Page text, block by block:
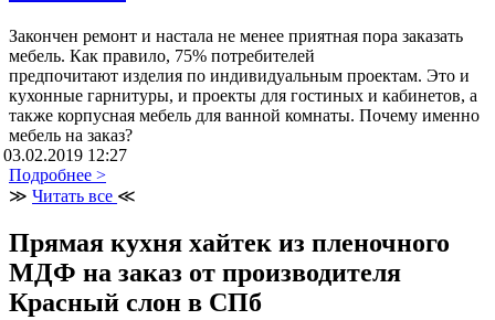
Закончен ремонт и настала не менее приятная пора заказать
мебель. Как правило, 75% потребителей
предпочитают изделия по индивидуальным проектам. Это и
кухонные гарнитуры, и проекты для гостиных и кабинетов, а
также корпусная мебель для ванной комнаты. Почему именно
мебель на заказ?
03.02.2019 12:27
Подробнее >
≫ Читать все ≪
Прямая кухня хайтек из пленочного
МДФ на заказ от производителя
Красный слон в СПб